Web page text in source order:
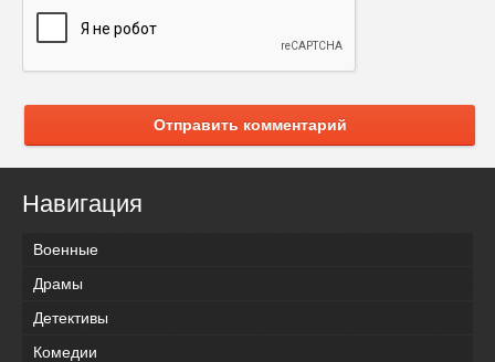
Отправить комментарий
Навигация
Военные
Драмы
Детективы
Комедии